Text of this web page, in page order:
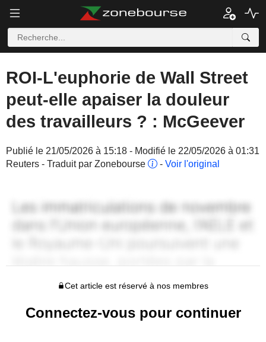
ROI-L'euphorie de Wall Street
peut-elle apaiser la douleur
des travailleurs ? : McGeever
Publié le 21/05/2026 à 15:18 - Modifié le 22/05/2026 à 01:31
Reuters - Traduit par Zonebourse
- Voir l'original
Cet article est réservé à nos membres
Connectez-vous pour continuer